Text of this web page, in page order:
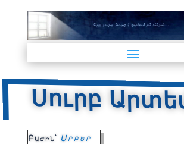
Սուրբ
Բաժին՝ Սրբեր